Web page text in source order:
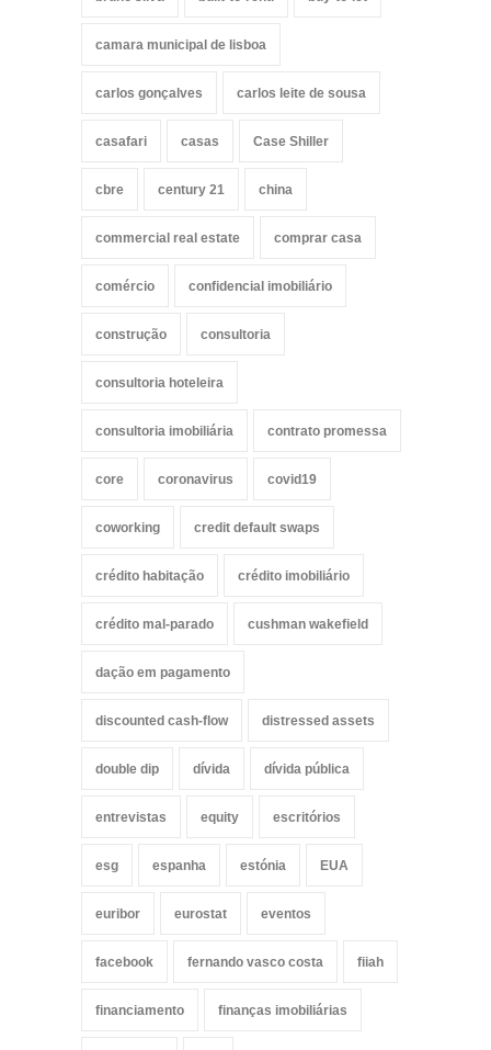
camara municipal de lisboa
carlos gonçalves carlos leite de sousa
casafari casas Case Shiller
cbre century 21 china
commercial real estate comprar casa
comércio confidencial imobiliário
construção consultoria
consultoria hoteleira
consultoria imobiliária contrato promessa
core coronavirus covid19
coworking credit default swaps
crédito habitação crédito imobiliário
crédito mal-parado cushman wakefield
dação em pagamento
discounted cash-flow distressed assets
double dip dívida dívida pública
entrevistas equity escritórios
esg espanha estónia EUA
euribor eurostat eventos
facebook fernando vasco costa fiiah
financiamento finanças imobiliárias